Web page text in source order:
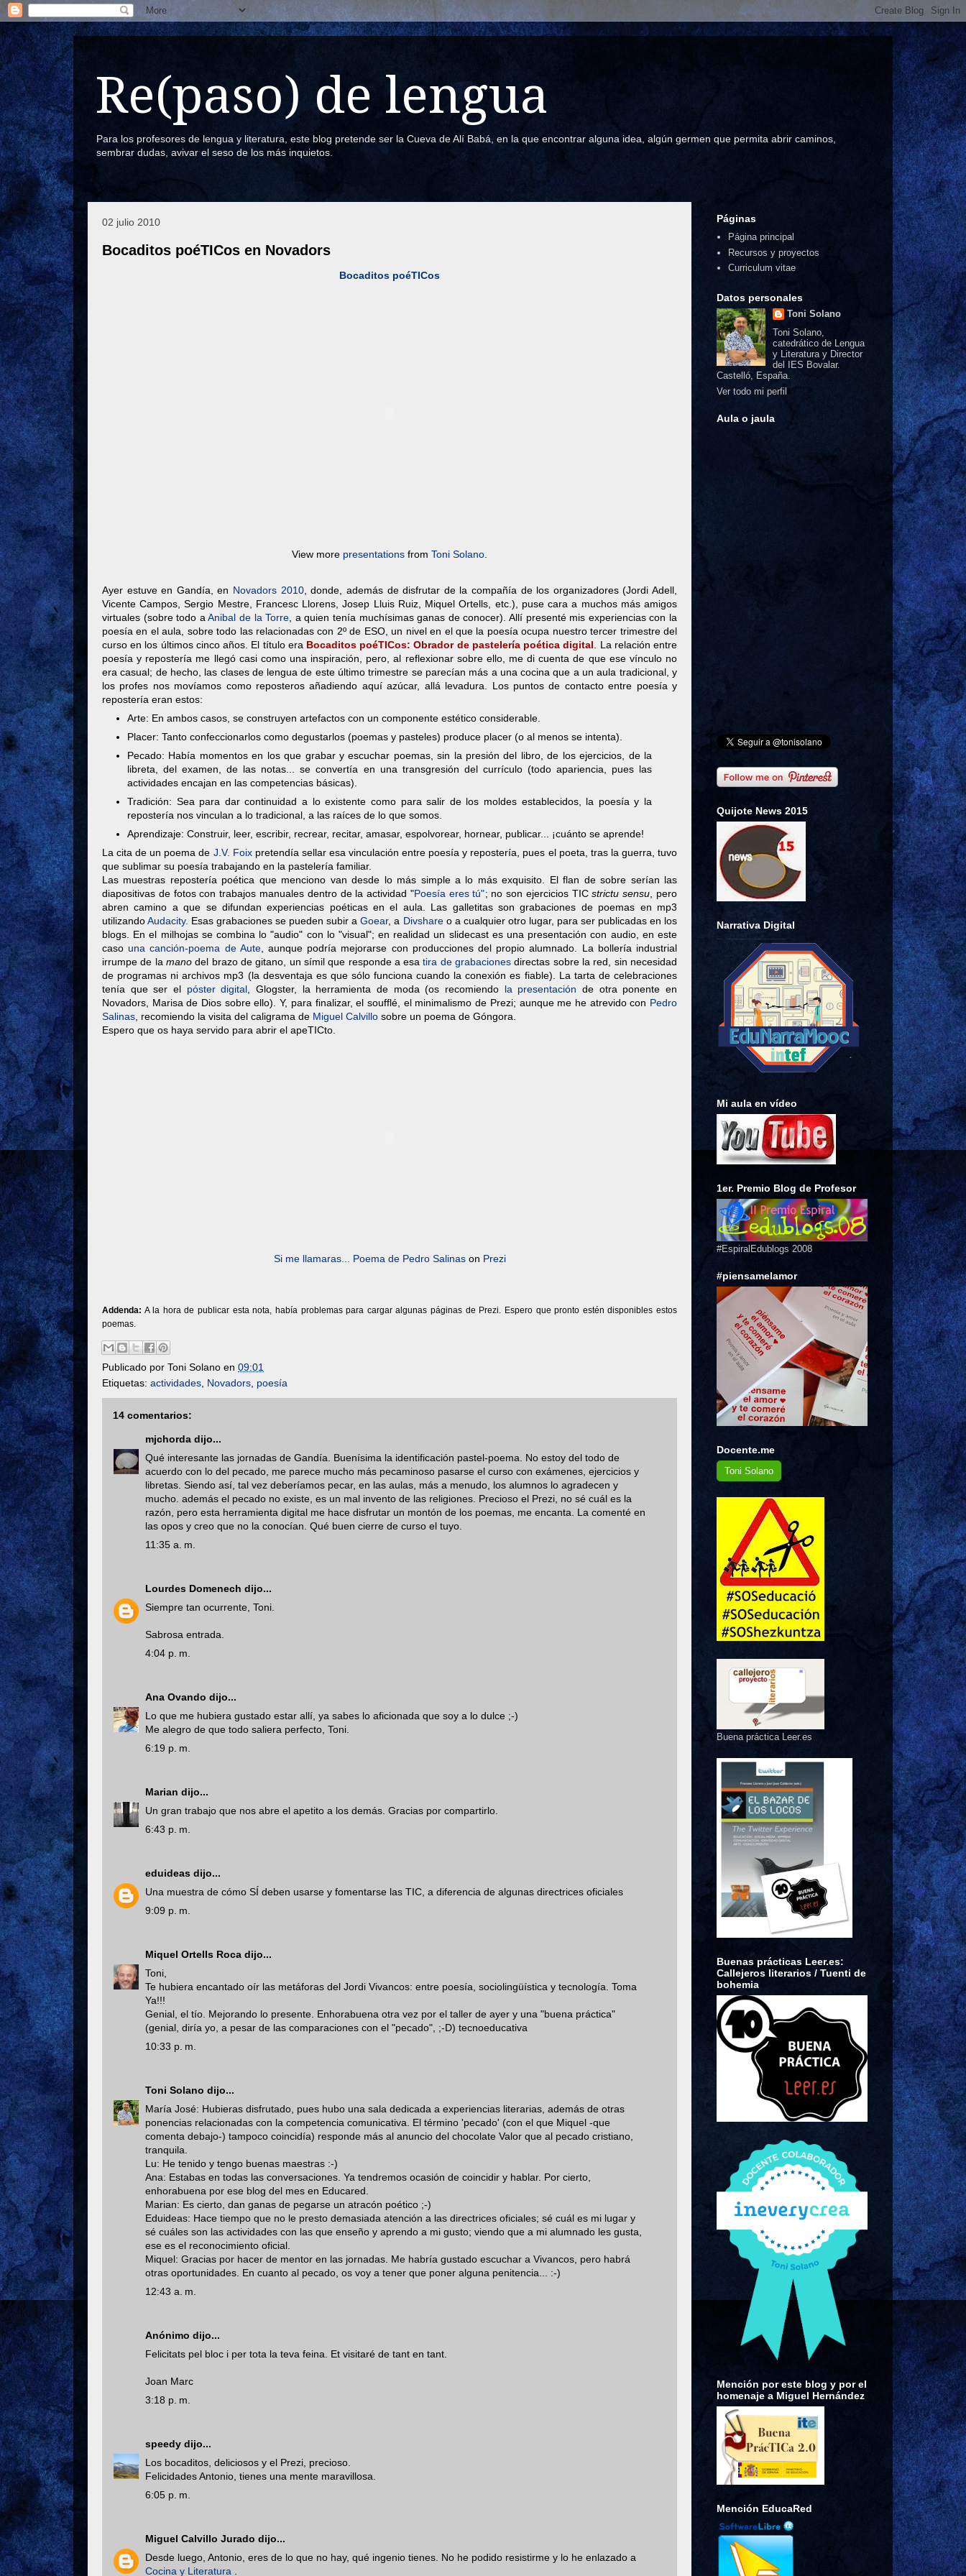
Re(paso) de lengua
Para los profesores de lengua y literatura, este blog pretende ser la Cueva de Alí Babá, en la que encontrar alguna idea, algún germen que permita abrir caminos,
sembrar dudas, avivar el seso de los más inquietos.
02 julio 2010
Bocaditos poéTICos en Novadors
Bocaditos poéTICos
View more presentations from Toni Solano
Ayer estuve en Gandía, en Novadors 2010, donde, además de disfrutar de la compañía de los organizadores (Jordi Adell,
Vicente Campos, Sergio Mestre, Francesc Llorens, Josep Lluis Ruiz, Miquel Ortells, etc.), puse cara a muchos más amigos
virtuales (sobre todo aAnibal de la Torre , a quien tenía muchísimas ganas de conocer). Allí presenté mis experiencias con la
poesía en el aula, sobre todo las relacionadas con 2º de ESO, un nivel en el que la poesía ocupa nuestro tercer trimestre del
curso en los últimos cinco años. El título era Bocaditos poéTICos: Obrador de pastelería poética digital . La relación entre
poesía y repostería me llegó casi como una inspiración, pero, al reflexionar sobre ello, me di cuenta de que ese vínculo no
era casual; de hecho, las clases de lengua de este último trimestre se parecían más a una cocina que a un aula tradicional, y
los profes nos movíamos como reposteros añadiendo aquí azúcar, allá levadura. Los puntos de contacto entre poesía y
repostería eran estos:
Arte: En ambos casos, se construyen artefactos con un componente estético considerable.
Placer: Tanto confeccionarlos como degustarlos (poemas y pasteles) produce placer (o al menos se intenta).
Pecado: Había momentos en los que grabar y escuchar poemas, sin la presión del libro, de los ejercicios, de la
libreta, del examen, de las notas... se convertía en una transgresión del currículo (todo apariencia, pues las
actividades encajan en las competencias básicas).
Tradición: Sea para dar continuidad a lo existente como para salir de los moldes establecidos, la poesía y la
repostería nos vinculan a lo tradicional, a las raíces de lo que somos.
Aprendizaje: Construir, leer, escribir, recrear, recitar, amasar, espolvorear, hornear, publicar... ¡cuánto se aprende!
La cita de un poema de J.V. Foixpretendía sellar esa vinculación entre poesía y repostería, pues el poeta, tras la guerra, tuvo
que sublimar su poesía trabajando en la pastelería familiar.
Las muestras repostería poética que menciono van desde lo más simple a lo más exquisito. El flan de sobre serían las
diapositivas de fotos con trabajos manuales dentro de la actividad "Poesía eres tú"; no son ejercicios TICstrictu sensu , pero
abren camino a que se difundan experiencias poéticas en el aula. Las galletitas son grabaciones de poemas en mp3
utilizandoAudacity. Esas grabaciones se pueden subir aGoear, a Divshareo a cualquier otro lugar, para ser publicadas en los
blogs. En el milhojas se combina lo "audio" con lo "visual"; en realidad un slidecast es una presentación con audio, en este
caso una canción-poema de Aute, aunque podría mejorarse con producciones del propio alumnado. La bollería industrial
irrumpe de la manodel brazo de gitano, un símil que responde a esatira de grabaciones directas sobre la red, sin necesidad
de programas ni archivos mp3 (la desventaja es que sólo funciona cuando la conexión es fiable). La tarta de celebraciones
tenía que ser el póster digital , Glogster, la herramienta de moda (os recomiendo la presentación de otra ponente en
Novadors, Marisa de Dios sobre ello). Y, para finalizar, el soufflé, el minimalismo de Prezi; aunque me he atrevido con Pedro
Salinas , recomiendo la visita del caligrama de Miguel Calvillo sobre un poema de Góngora.
Espero que os haya servido para abrir el apeTICto.
Si me llamaras... Poema de Pedro Salinason Prezi
Addenda: A la hora de publicar esta nota, había problemas para cargar algunas páginas de Prezi. Espero que pronto estén disponibles estos
poemas.
Publicado por Toni Solano en 09:01
Etiquetas: actividades Novadors poesía
14 comentarios:
mjchorda dijo...
Qué interesante las jornadas de Gandía. Buenísima la identificación pastel-poema. No estoy del todo de
acuerdo con lo del pecado, me parece mucho más pecaminoso pasarse el curso con exámenes, ejercicios y
libretas. Siendo así, tal vez deberíamos pecar, en las aulas, más a menudo, los alumnos lo agradecen y
mucho. además el pecado no existe, es un mal invento de las religiones. Precioso el Prezi, no sé cuál es la
razón, pero esta herramienta digital me hace disfrutar un montón de los poemas, me encanta. La comenté en
las opos y creo que no la conocían. Qué buen cierre de curso el tuyo.
11:35 a. m.
Lourdes Domenech dijo...
Siempre tan ocurrente, Toni.
Sabrosa entrada.
4:04 p. m.
Ana Ovando dijo...
Lo que me hubiera gustado estar allí, ya sabes lo aficionada que soy a lo dulce ;-)
Me alegro de que todo saliera perfecto, Toni.
6:19 p. m.
Marian dijo...
Un gran trabajo que nos abre el apetito a los demás. Gracias por compartirlo.
6:43 p. m.
eduideas dijo...
Una muestra de cómo SÍ deben usarse y fomentarse las TIC, a diferencia de algunas directrices oficiales
9:09 p. m.
Miquel Ortells Roca dijo...
Toni,
Te hubiera encantado oír las metáforas del Jordi Vivancos: entre poesía, sociolingüística y tecnología. Toma
Ya!!!
Genial, el tío. Mejorando lo presente. Enhorabuena otra vez por el taller de ayer y una "buena práctica"
(genial, diría yo, a pesar de las comparaciones con el "pecado", ;-D) tecnoeducativa
10:33 p. m.
Toni Solano dijo...
María José: Hubieras disfrutado, pues hubo una sala dedicada a experiencias literarias, además de otras
ponencias relacionadas con la competencia comunicativa. El término 'pecado' (con el que Miquel -que
comenta debajo-) tampoco coincidía) responde más al anuncio del chocolate Valor que al pecado cristiano,
tranquila.
Lu: He tenido y tengo buenas maestras :-)
Ana: Estabas en todas las conversaciones. Ya tendremos ocasión de coincidir y hablar. Por cierto,
enhorabuena por ese blog del mes en Educared.
Marian: Es cierto, dan ganas de pegarse un atracón poético ;-)
Eduideas: Hace tiempo que no le presto demasiada atención a las directrices oficiales; sé cuál es mi lugar y
sé cuáles son las actividades con las que enseño y aprendo a mi gusto; viendo que a mi alumnado les gusta,
ese es el reconocimiento oficial.
Miquel: Gracias por hacer de mentor en las jornadas. Me habría gustado escuchar a Vivancos, pero habrá
otras oportunidades. En cuanto al pecado, os voy a tener que poner alguna penitencia... :-)
12:43 a. m.
Anónimo dijo...
Felicitats pel bloc i per tota la teva feina. Et visitaré de tant en tant.
Joan Marc
3:18 p. m.
speedy dijo...
Los bocaditos, deliciosos y el Prezi, precioso.
Felicidades Antonio, tienes una mente maravillosa.
6:05 p. m.
Miguel Calvillo Jurado dijo...
Desde luego, Antonio, eres de lo que no hay, qué ingenio tienes. No he podido resistirme y lo he enlazado a
Cocina y Literatura
Páginas
Página principal
Recursos y proyectos
Curriculum vitae
Datos personales
Toni Solano
Toni Solano,
catedrático de Lengua
y Literatura y Director
del IES Bovalar.
Castelló, España.
Ver todo mi perfil
Aula o jaula
Quijote News 2015
Narrativa Digital
Mi aula en vídeo
1er. Premio Blog de Profesor
#EspiralEdublogs 2008
#piensamelamor
Docente.me
Toni Solano
Buena práctica Leer.es
Buenas prácticas Leer.es:
Callejeros literarios / Tuenti de
bohemia
Mención por este blog y por el
homenaje a Miguel Hernández
Mención EducaRed